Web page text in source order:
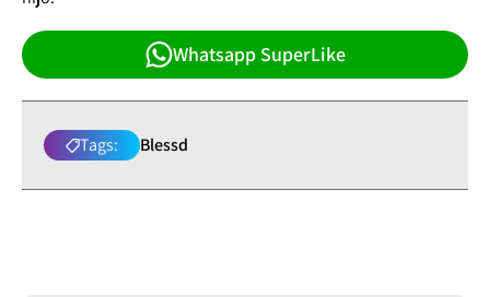
Whatsapp SuperLike
Tags: Blessd